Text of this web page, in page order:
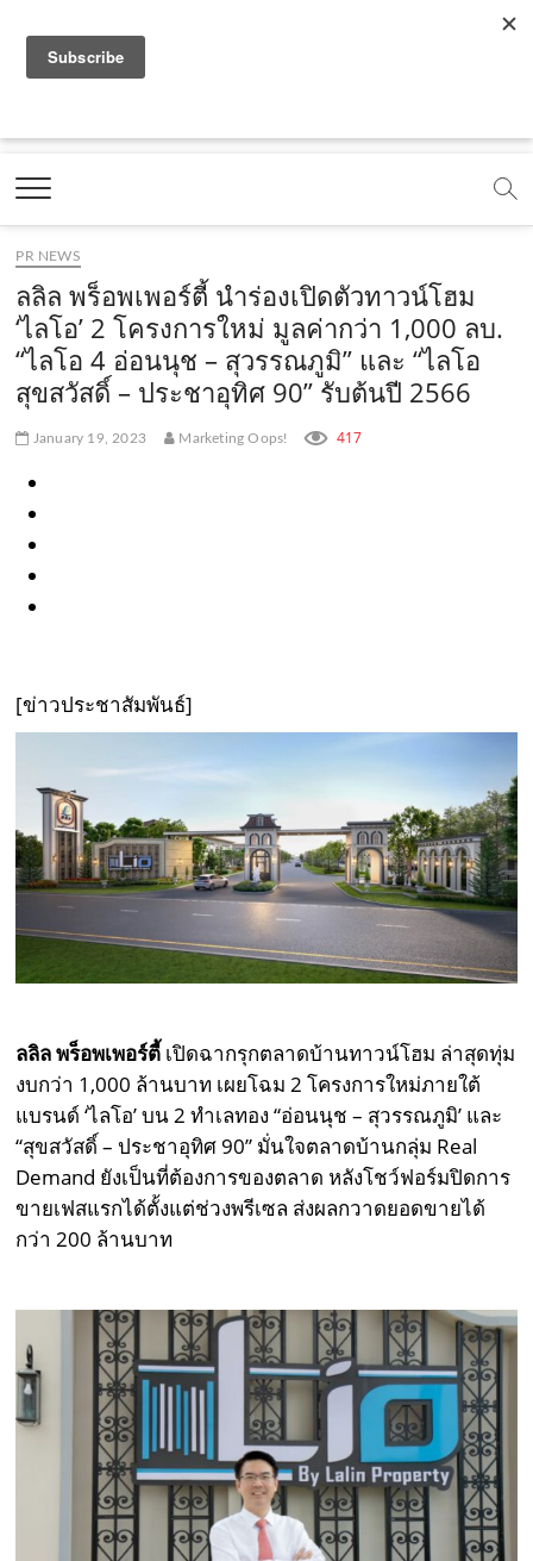
a
e
b
o
o
k
.
c
o
o
t
b
.
c
o
m
.
o
e
m
t
g
a
m
.
c
t
k
c
o
m
Marketing Oops!
DIGITAL | CREATIVE | ADVERTISING | CAMPAIGN |
PR NEWS
ลลิล พร็อพเพอร์ตี้ นำร่องเปิดตัวทาวน์โฮม
‘ไลโอ’ 2 โครงการใหม่ มูลค่ากว่า 1,000 ลบ.
“ไลโอ 4 อ่อนนุช – สุวรรณภูมิ” และ “ไลโอ
สุขสวัสดิ์ – ประชาอุทิศ 90” รับต้นปี 2566
January 19, 2023 Marketing Oops! 417
[ข่าวประชาสัมพันธ์]
ลลิล พร็อพเพอร์ตี้ เปิดฉากรุกตลาดบ้านทาวน์โฮม ล่าสุดทุ่ม
งบกว่า 1,000 ล้านบาท เผยโฉม 2 โครงการใหม่ภายใต้
แบรนด์ ‘ไลโอ’ บน 2 ทำเลทอง “อ่อนนุช – สุวรรณภูมิ’ และ
“สุขสวัสดิ์ – ประชาอุทิศ 90” มั่นใจตลาดบ้านกลุ่ม Real
Demand ยังเป็นที่ต้องการของตลาด หลังโชว์ฟอร์มปิดการ
ขายเฟสแรกได้ตั้งแต่ช่วงพรีเซล ส่งผลกวาดยอดขายได้
กว่า 200 ล้านบาท